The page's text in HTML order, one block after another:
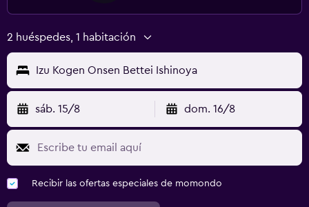
2 huéspedes, 1 habitación
Izu Kogen Onsen Bettei Ishinoya
sáb. 15/8 dom. 16/8
Recibir las ofertas especiales de momondo